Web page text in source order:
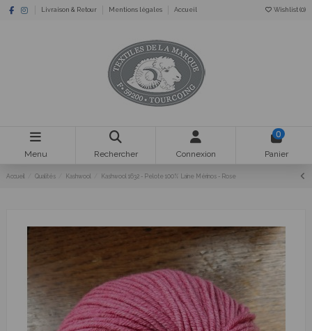
Livraison & Retour Mentions légales Accueil Wishlist (0)
Menu Rechercher Connexion
0
Panier
Accueil Qualités Kashwool Kashwool 1632 - Pelote 100% Laine Mérinos - Rose